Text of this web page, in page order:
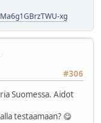
xg
#306
Suomessa. Aidot
testaamaan? 😋